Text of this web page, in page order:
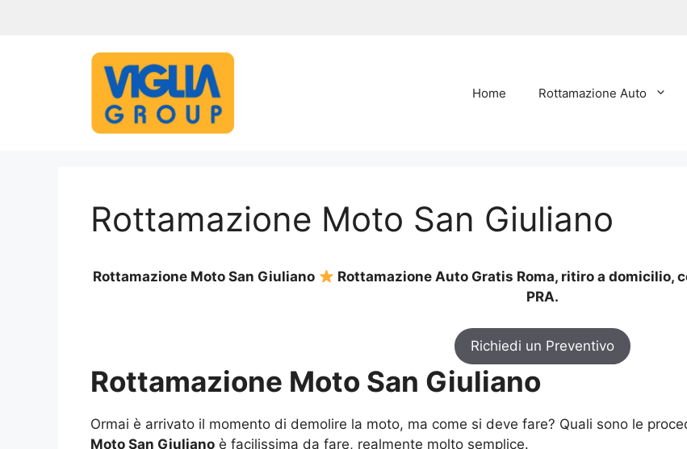
Home Rottamazione Auto
Rottamazione Moto San Giuliano
Rottamazione Moto San Giuliano
Rottamazione Auto Gratis Roma, ritiro a
PRA.
Richiedi un Preventivo
Rottamazione Moto San Giuliano
Ormai è arrivato il momento di demolire la moto, ma come si deve fare? Quali sono le
Moto San Giuliano è facilissima da fare, realmente molto semplice.